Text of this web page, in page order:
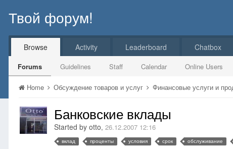
Твой форум!
Browse
Forums Guidelines Staff Calendar Online Users
Activity Leaderboard Chatbox
Home Обсуждение товаров и услуг Финансовые услуги и
Банковские вклады
Started by otto, 26.12.2007 12:16
вклад проценты условия срок обслуживание